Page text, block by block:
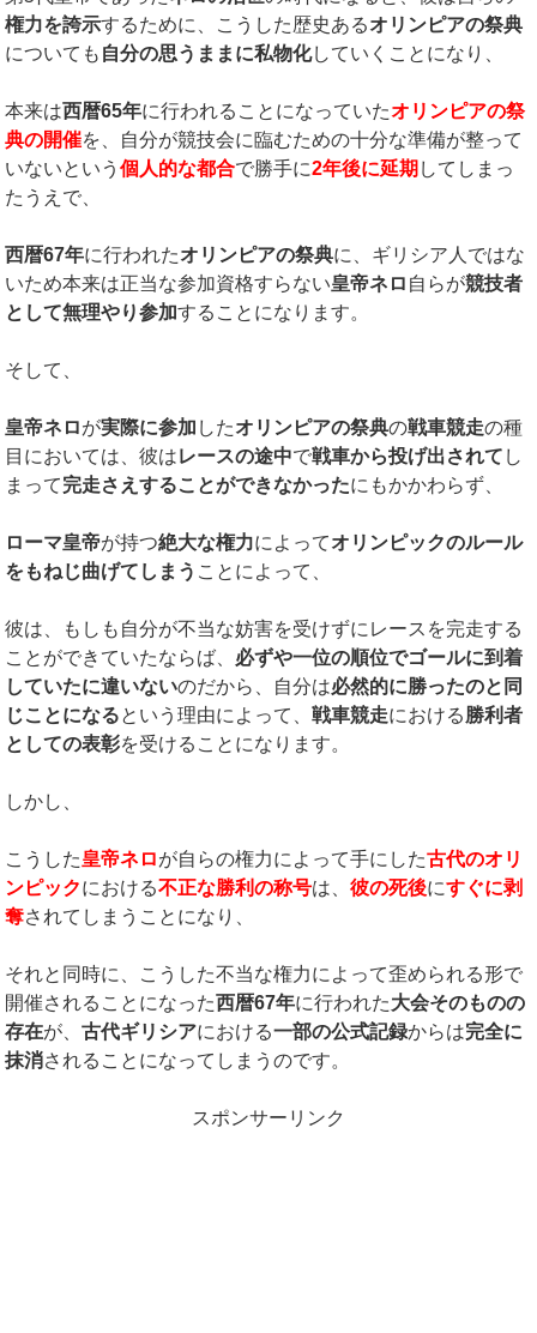
権力を誇示するために、こうした歴史あるオリンピアの祭典
についても 自分の思うままに私物化していくことになり、
本来は西暦65年に行われることになっていたオリンピアの祭
典の開催を、自分が競技会に臨むための十分な準備が整って
いないという個人的な都合で勝手に2年後に延期 してしまっ
たうえで、
西暦67年に行われたオリンピアの祭典に、ギリシア人ではな
いため本来は正当な参加資格すらない皇帝ネロ 自らが競技者
として無理やり参加することになります。
そして、
皇帝ネロが実際に参加 したオリンピアの祭典の戦車競走の種
目においては、彼はレースの途中で戦車から投げ出されて し
まって完走さえすることができなかったにもかかわらず、
ローマ皇帝が持つ絶大な権力によってオリンピックのルール
をもねじ曲げてしまう ことによって、
彼は、もしも自分が不当な妨害を受けずにレースを完走する
ことができていたならば、 必ずや一位の順位でゴールに到着
していたに違いないのだから、自分は必然的に勝ったのと同
じことになるという理由によって、戦車競走における勝利者
としての表彰を受けることになります。
しかし、
こうした皇帝ネロが自らの権力によって手にした古代のオリ
ンピックにおける不正な勝利の称号は、彼の死後にすぐに剥
奪されてしまうことになり、
それと同時に、こうした不当な権力によって歪められる形で
開催されることになった西暦67年に行われた大会そのものの
存在が、古代ギリシアにおける一部の公式記録からは完全に
抹消されることになってしまうのです。
スポンサーリンク